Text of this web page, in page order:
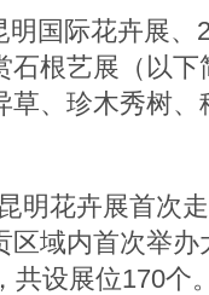
国际花卉展、
石根艺展（以
、珍木秀树
明花卉展首次
域内首次举
共设展位170个